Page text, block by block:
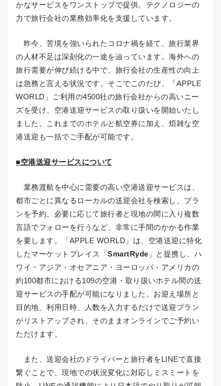
かなサービスをワンストップで提供。テクノロジーの
力で旅行会社の業務効率化を支援しています。
昨今、苦境を強いられたコロナ禍を経て、旅行業界
の人材不足は深刻化の一途を辿っています。海外への
旅行需要が伸び続ける中で、旅行会社の生産性の向上
は急務と言える状況です。そこでこのたび、「APPLE
WORLD」ご利用の4500社の旅行会社からの高いニー
ズを受け、空港送迎サービスの取り扱いを開始いたし
ました。これまでのホテルと航空券に加え、煩雑な空
港送迎も一括でご手配が可能です。
■空港送迎サービスについて
業務渡航を中心に需要の高い空港送迎サービスは、
都市ごとに異なるローカルの送迎会社を検索し、プラ
ンを予約、必要に応じて旅行者と現地の間に入り複数
言語でフォローを行うなど、非常に手間のかかる作業
を要します。「APPLE WORLD」は、空港送迎に特化
したマーケットプレイス「SmartRyde 」と提携し、ハ
ワイ・アジア・オセアニア・ヨーロッパ・アメリカの
約100都市における109の空港・取り扱いホテル間の送
迎サービスの手配が可能になりました。お迎え場所と
目的地、利用日時、人数を入力するだけで送迎プラン
がリストアップされ、そのままオンラインでご予約い
ただけます。
また、送迎会社のドライバーと旅行者をLINEで直接
繋ぐことで、現地での状況変化に対応しミスミートを